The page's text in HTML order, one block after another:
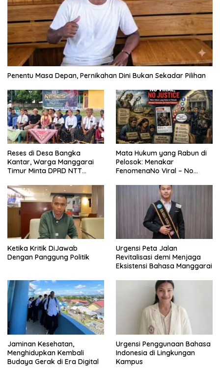
Penentu Masa Depan, Pernikahan Dini Bukan Sekadar Pilihan
Reses di Desa Bangka
Kantar, Warga Manggarai
Timur Minta DPRD NTT
Pergub Larangan Beli BBM
Bersubsidi Bagi Penunggak
Pajak
Mata Hukum yang Rabun di
Pelosok: Menakar
FenomenaNo Viral – No
Ketika Kritik DiJawab
Dengan Panggung Politik
Urgensi Peta Jalan
Revitalisasi demi Menjaga
Eksistensi Bahasa Manggarai
Jaminan Kesehatan,
Menghidupkan Kembali
Budaya Gerak di Era Digital
Urgensi Penggunaan Bahasa
Indonesia di Lingkungan
Kampus